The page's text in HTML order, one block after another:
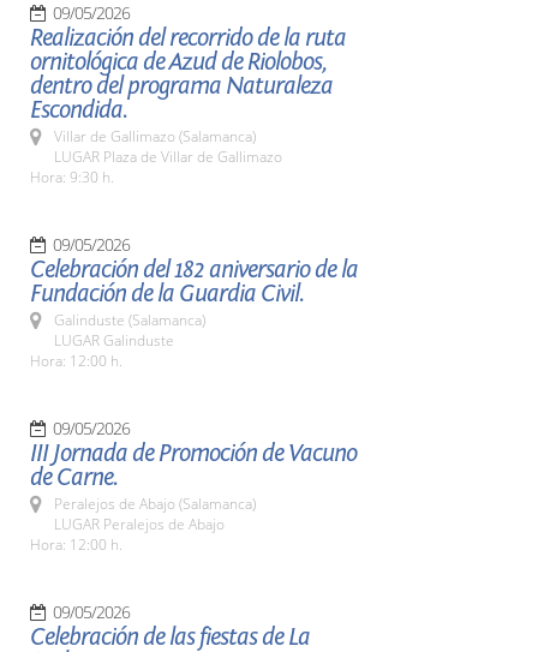
09/05/2026
Realización del recorrido de la ruta
ornitológica de Azud de Riolobos,
dentro del programa Naturaleza
Escondida.
Villar de Gallimazo (Salamanca)
LUGAR Plaza de Villar de Gallimazo
Hora: 9:30 h.
09/05/2026
Celebración del 182 aniversario de la
Fundación de la Guardia Civil.
Galinduste (Salamanca)
LUGAR Galinduste
Hora: 12:00 h.
09/05/2026
III Jornada de Promoción de Vacuno
de Carne.
Peralejos de Abajo (Salamanca)
LUGAR Peralejos de Abajo
Hora: 12:00 h.
09/05/2026
Celebración de las fiestas de La